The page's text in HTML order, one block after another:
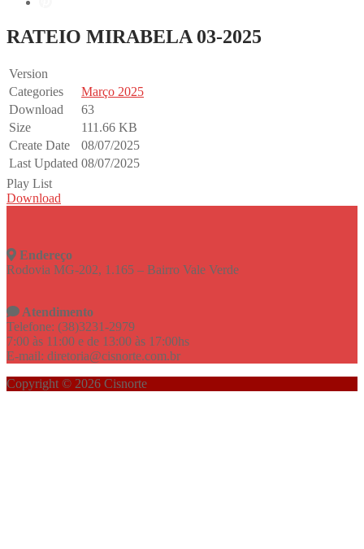
RATEIO MIRABELA 03-2025
Version
Categories
Março 2025
Download
63
Size
111.66 KB
Create Date
08/07/2025
Last Updated 08/07/2025
Play List
Download
Endereço
Rodovia MG-202, 1.165 – Bairro Vale Verde
Atendimento
Telefone: (38)3231-2979
7:00 às 11:00 e de 13:00 às 17:00hs
E-mail: diretoria@cisnorte.com.br
Copyright © 2026 Cisnorte